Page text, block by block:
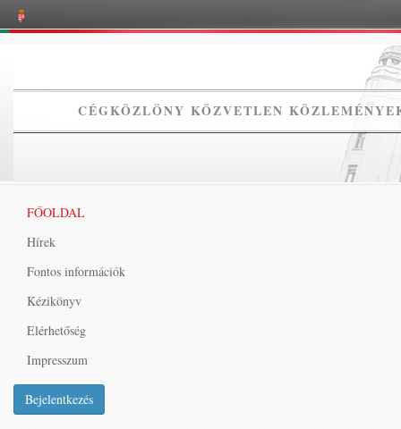
CÉGKÖZLÖNY KÖZVETLEN
FŐOLDAL
Hírek
Fontos információk
Kézikönyv
Elérhetőség
Impresszum
Bejelentkezés